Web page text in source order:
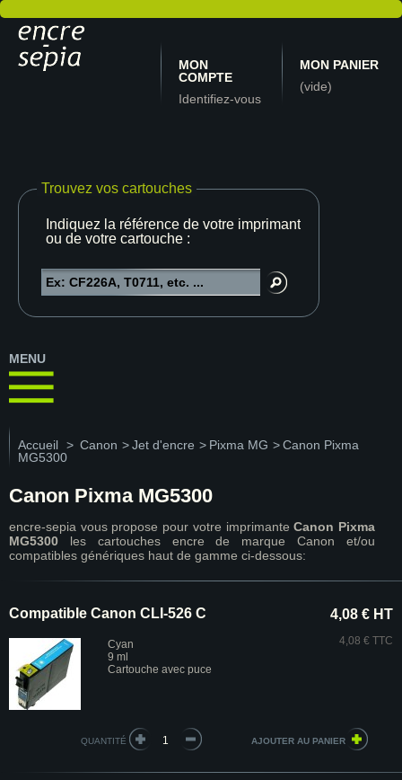
MON
COMPTE
Identifiez-vous
MON PANIER
(vide)
Trouvez vos cartouches
Indiquez la référence de votre imprimante
ou de votre cartouche :
MENU
Accueil > Canon >Jet d'encre > Pixma MG >Canon Pixma
MG5300
Canon Pixma MG5300
encre-sepia vous propose pour votre imprimanteCanon Pixma
MG5300 les cartouches encre de marque Canon et/ou
compatibles génériques haut de gamme ci-dessous:
Compatible Canon CLI-526 C
Cyan
9 ml
Cartouche avec puce
4,08 € HT
4,08 € TTC
QUANTITÉ